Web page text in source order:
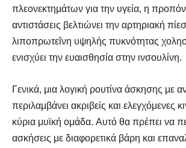
πλεονεκτημάτων για την υγεία, η
αντιστάσεις βελτιώνει την αρτηριακή
λιποπρωτεΐνη υψηλής πυκνότητας
ενισχύει την ευαισθησία στην ινσουλίνη.
Γενικά, μια λογική ρουτίνα άσκησης με
περιλαμβάνει ακριβείς και ελεγχόμενες
κύρια μυϊκή ομάδα. Αυτό θα πρέπει να
ασκήσεις με διαφορετικά βάρη και